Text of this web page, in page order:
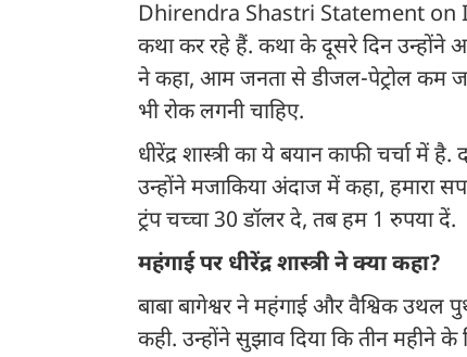
Dhirendra Shastri Statement on
कथा कर रहे हैं. कथा के दूसरे दिन उन्होंने
ने कहा, आम जनता से डीजल-पेट्रोल कम
भी रोक लगनी चाहिए.
धीरेंद्र शास्त्री का ये बयान काफी चर्चा
उन्होंने मजाकिया अंदाज में कहा, हमारा
ट्रंप चच्चा 30 डॉलर दे, तब हम 1 रुपया दें.
महंगाई पर धीरेंद्र शास्त्री ने क्या कहा?
बाबा बागेश्वर ने महंगाई और वैश्विक उथल
कही. उन्होंने सुझाव दिया कि तीन महीने